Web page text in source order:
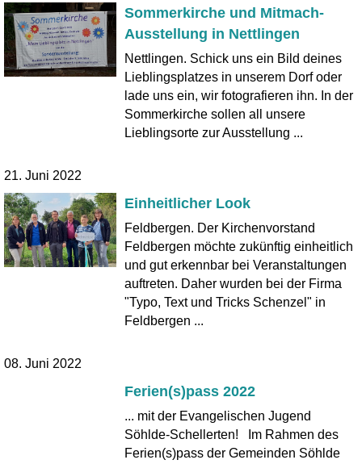
Sommerkirche und Mitmach-
Ausstellung in Nettlingen
Nettlingen. Schick uns ein Bild deines
Lieblingsplatzes in unserem Dorf oder
lade uns ein, wir fotografieren ihn. In der
Sommerkirche sollen all unsere
Lieblingsorte zur Ausstellung ...
21. Juni 2022
Einheitlicher Look
Feldbergen. Der Kirchenvorstand
Feldbergen möchte zukünftig einheitlich
und gut erkennbar bei Veranstaltungen
auftreten. Daher wurden bei der Firma
"Typo, Text und Tricks Schenzel" in
Feldbergen ...
08. Juni 2022
Ferien(s)pass 2022
... mit der Evangelischen Jugend
Söhlde-Schellerten! Im Rahmen des
Ferien(s)pass der Gemeinden Söhlde